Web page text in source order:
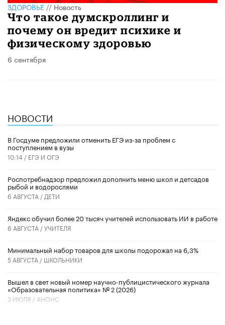
ЗДОРОВЬЕ//Новость
Что такое думскроллинг и
почему он вредит психике и
физическому здоровью
6 сентября
НОВОСТИ
В Госдуме предложили отменить ЕГЭ из-за проблем с
поступлением в вузы
10:14 / ЕГЭ И ОГЭ
Роспотребнадзор предложил дополнить меню школ и детсадов
рыбой и водорослями
6 АВГУСТА / ДЕТИ
​Яндекс обучил более 20 тысяч учителей использовать ИИ в работе
6 АВГУСТА /УЧИТЕЛЯ
Минимальный набор товаров для школы подорожал на 6,3%
5 АВГУСТА / ШКОЛЬНИКИ
Вышел в свет новый номер научно-публицистического журнала
«Образовательная политика» № 2 (2026)
3 ИЮЛЯ / АНОНС